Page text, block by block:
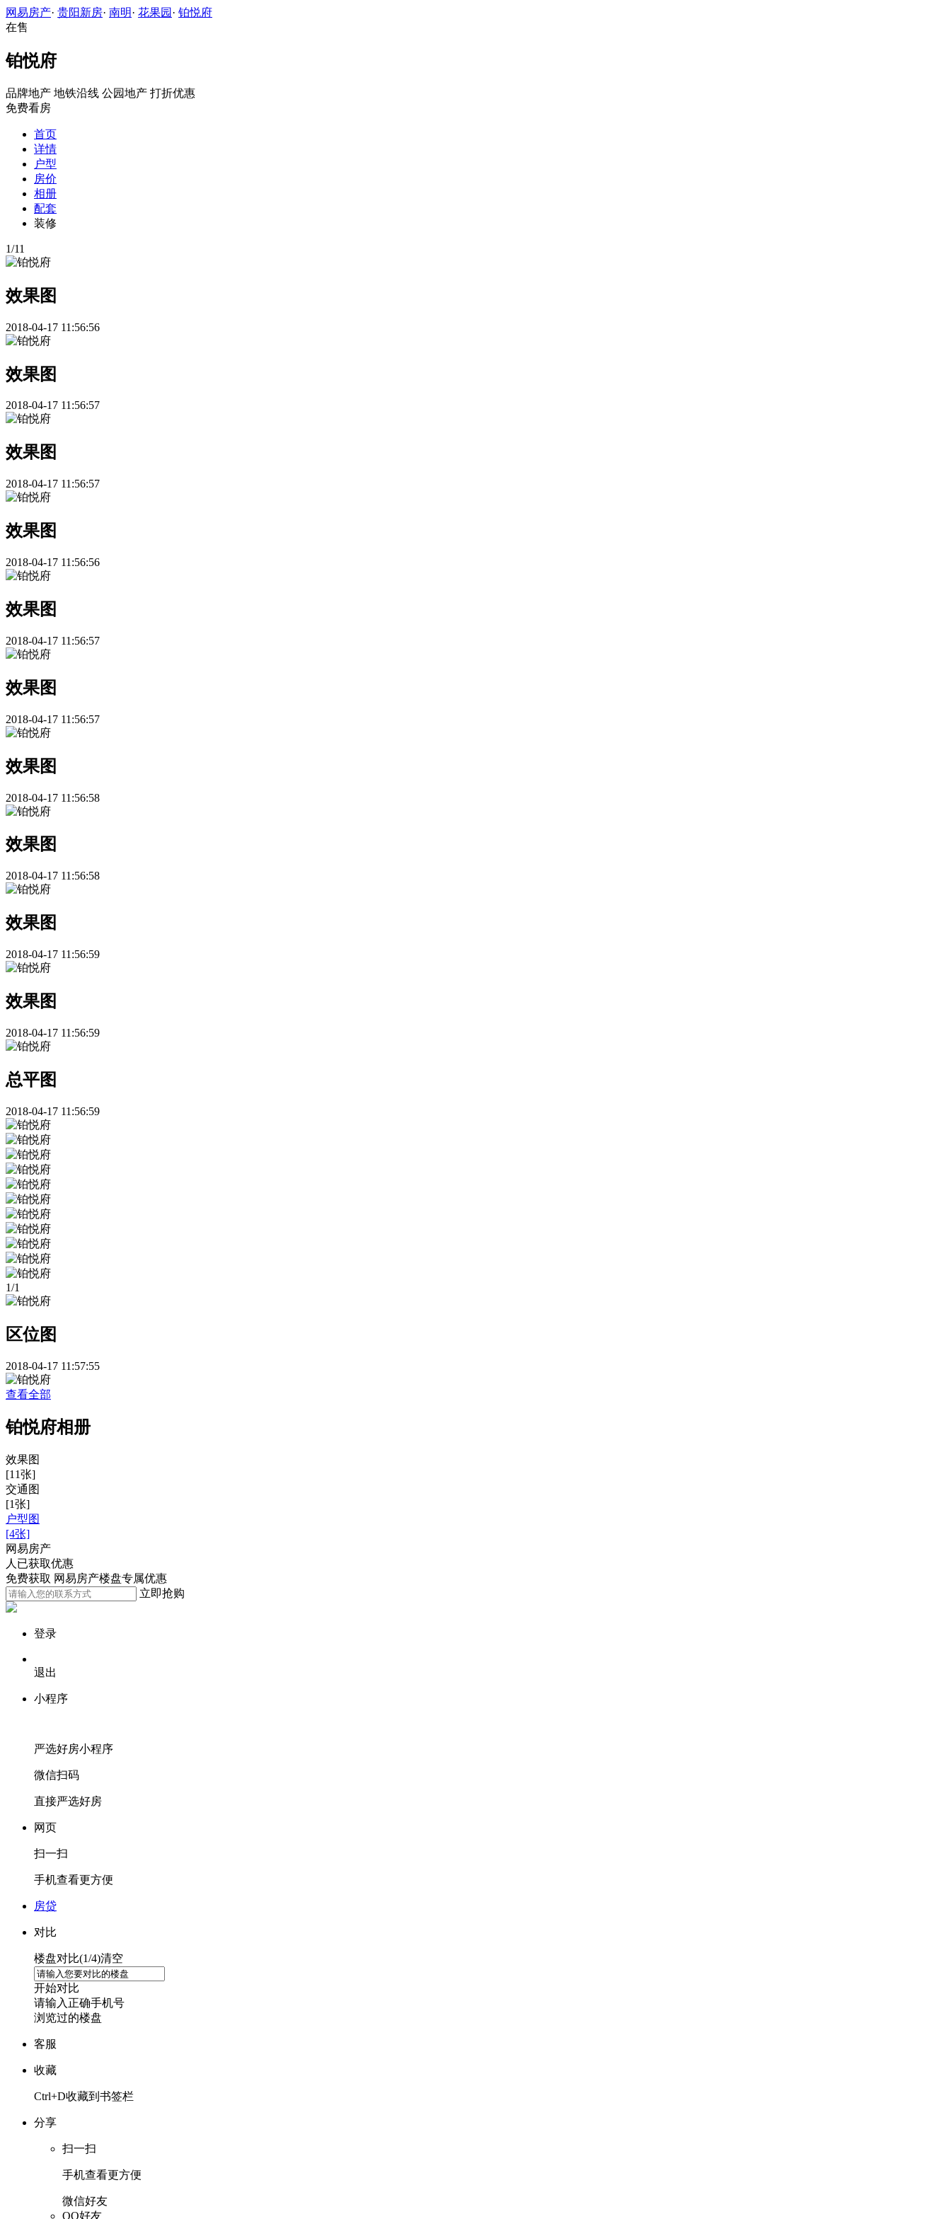
网易房产· 贵阳新房· 南明· 花果园 · 铂悦府
在售
铂悦府
品牌地产 地铁沿线 公园地产 打折优惠
免费看房
首页
详情
户型
房价
相册
配套
装修
1/11
效果图
2018-04-17 11:56:56
效果图
2018-04-17 11:56:57
效果图
2018-04-17 11:56:57
效果图
2018-04-17 11:56:56
效果图
2018-04-17 11:56:57
效果图
2018-04-17 11:56:57
效果图
2018-04-17 11:56:58
效果图
2018-04-17 11:56:58
效果图
2018-04-17 11:56:59
效果图
2018-04-17 11:56:59
总平图
2018-04-17 11:56:59
1/1
区位图
2018-04-17 11:57:55
查看全部
铂悦府相册
效果图
[11张]
交通图
[1张]
户型图
[4张]
网易房产
人已获取优惠
免费获取 网易房产楼盘专属优惠
立即抢购
登录
退出
小程序
严选好房小程序
微信扫码
直接严选好房
网页
扫一扫
手机查看更方便
房贷
对比
楼盘对比(1/4)清空
开始对比
请输入正确手机号
浏览过的楼盘
客服
收藏
Ctrl+D收藏到书签栏
分享
扫一扫
手机查看更方便
微信好友
QQ好友